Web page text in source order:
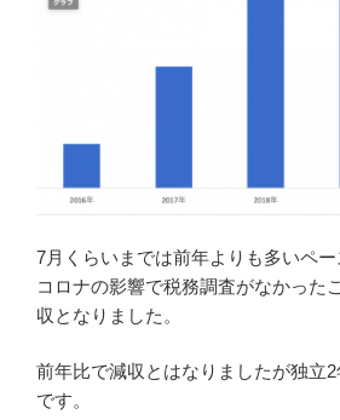
7月くらいまでは前年よりも多いペ
コロナの影響で税務調査がなかった
収となりました。
前年比で減収とはなりましたが独立
です。